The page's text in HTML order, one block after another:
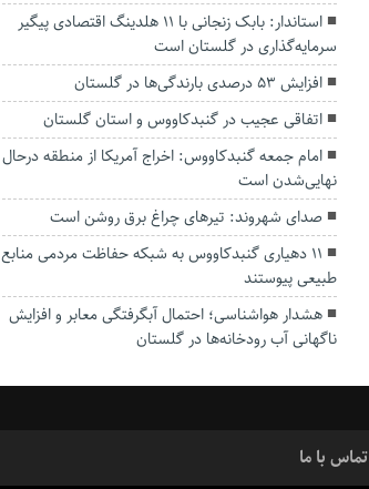
استاندار: بابک زنجانی با ۱۱ هلدینگ اقتصادی پیگیر
سرمایه‌گذاری در گلستان است
افزایش ۵۳ درصدی بارندگی‌ها در گلستان
اتفاقی عجیب در‌ گنبدکاووس و استان گلستان
امام جمعه گنبدکاووس: اخراج آمریکا از منطقه درحال
نهایی‌شدن است
صدای شهروند: تیرهای چراغ برق روشن است
۱۱ دهیاری گنبدکاووس به شبکه حفاظت مردمی منابع
طبیعی پیوستند
هشدار هواشناسی؛ احتمال آبگرفتگی معابر و افزایش
ناگهانی آب رودخانه‌ها در گلستان
تماس با ما